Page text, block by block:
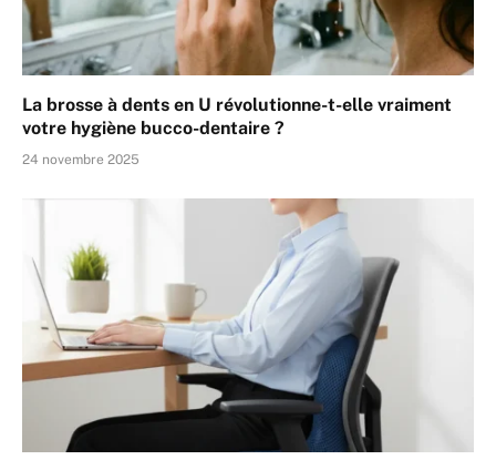
La brosse à dents en U révolutionne-t-elle vraiment
votre hygiène bucco-dentaire ?
24 novembre 2025